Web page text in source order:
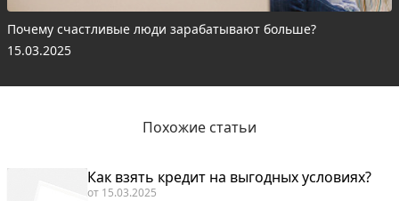
Почему счастливые люди зарабатывают больше?
15.03.2025
Похожие статьи
Как взять кредит на выгодных условиях?
от 15.03.2025